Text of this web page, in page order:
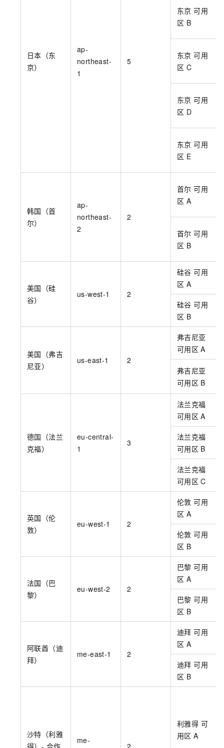
日本（东
京）
ap-
northeast-
1
5
东京 可用
区 B
东京 可用
区 C
东京 可用
区 D
东京 可用
区 E
韩国（首
尔）
ap-
northeast-
2
2
首尔 可用
区 A
首尔 可用
区 B
美国（硅
谷）
us-west-1 2
硅谷 可用
区 A
硅谷 可用
区 B
美国（弗吉
尼亚）
us-east-1 2
弗吉尼亚
可用区 A
弗吉尼亚
可用区 B
德国（法兰
克福）
eu-central-
1
3
法兰克福
可用区 A
法兰克福
可用区 B
法兰克福
可用区 C
英国（伦
敦）
eu-west-1 2
伦敦 可用
区 A
伦敦 可用
区 B
法国（巴
黎）
eu-west-2 2
巴黎 可用
区 A
巴黎 可用
区 B
阿联酋（迪
拜）
me-east-1 2
迪拜 可用
区 A
迪拜 可用
区 B
沙特（利雅
得）- 合作
me-
2
利雅得 可
用区 A